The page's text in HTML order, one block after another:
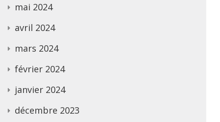
mai 2024
avril 2024
mars 2024
février 2024
janvier 2024
décembre 2023